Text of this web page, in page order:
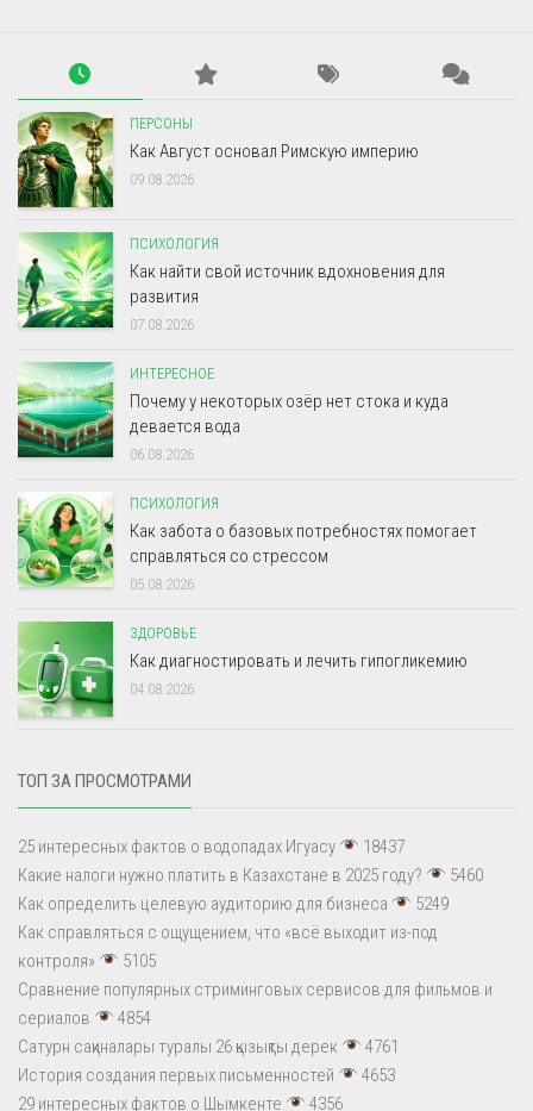
ПЕРСОНЫ
Как Август основал Римскую империю
09.08.2026
ПСИХОЛОГИЯ
Как найти свой источник вдохновения для
развития
07.08.2026
ИНТЕРЕСНОЕ
Почему у некоторых озёр нет стока и куда
девается вода
06.08.2026
ПСИХОЛОГИЯ
Как забота о базовых потребностях помогает
справляться со стрессом
05.08.2026
ЗДОРОВЬЕ
Как диагностировать и лечить гипогликемию
04.08.2026
ТОП ЗА ПРОСМОТРАМИ
25 интересных фактов о водопадах Игуасу
18437
Какие налоги нужно платить в Казахстане в 2025 году?
5460
Как определить целевую аудиторию для бизнеса
5249
Как справляться с ощущением, что «всё выходит из-под
контроля»
5105
Сравнение популярных стриминговых сервисов для фильмов и
сериалов
4854
Сатурн сақиналары туралы 26 қызықты дерек
4761
История создания первых письменностей
4653
29 интересных фактов о Шымкенте
4356